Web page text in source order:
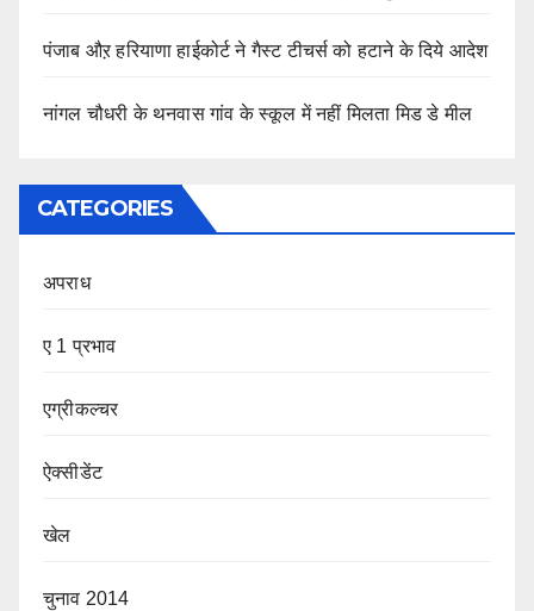
पंजाब औऱ हरियाणा हाईकोर्ट ने गैस्ट टीचर्स को हटाने के दिये आदेश
नांगल चौधरी के थनवास गांव के स्कूल में नहीं मिलता मिड डे मील
CATEGORIES
अपराध
ए 1 प्रभाव
एग्रीकल्चर
ऐक्सीडेंट
खेल
चुनाव 2014